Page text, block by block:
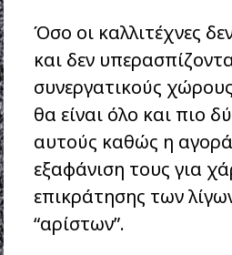
Όσο οι καλλιτέχνες
και δεν
συνεργατικούς
θα είναι όλο και πιο
αυτούς καθώς η αγορά
εξαφάνιση τους για
επικράτησης των
“αρίστων”.